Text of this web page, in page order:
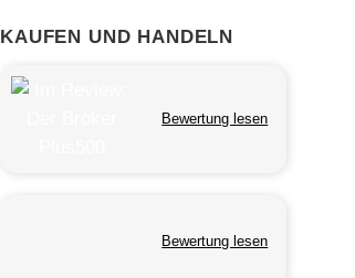
KAUFEN UND HANDELN
Bewertung lesen
Bewertung lesen